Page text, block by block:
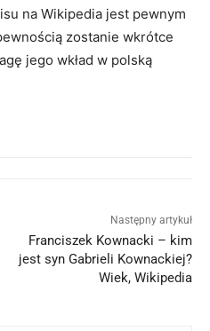
na Wikipedia jest pewnym
zostanie wkrótce
jego wkład w polską
Następny artykuł
Franciszek Kownacki – kim
jest syn Gabrieli Kownackiej?
Wiek, Wikipedia